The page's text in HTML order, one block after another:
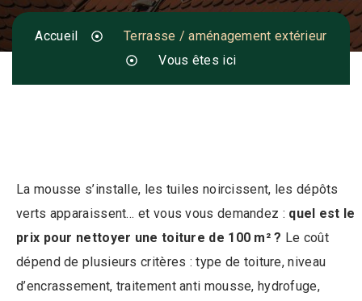
Accueil
Terrasse / aménagement extérieur
Vous êtes ici
La mousse s’installe, les tuiles noircissent, les dépôts
verts apparaissent… et vous vous demandez : quel est le
prix pour nettoyer une toiture de 100 m² ? Le coût
dépend de plusieurs critères : type de toiture, niveau
d’encrassement, traitement anti mousse, hydrofuge,